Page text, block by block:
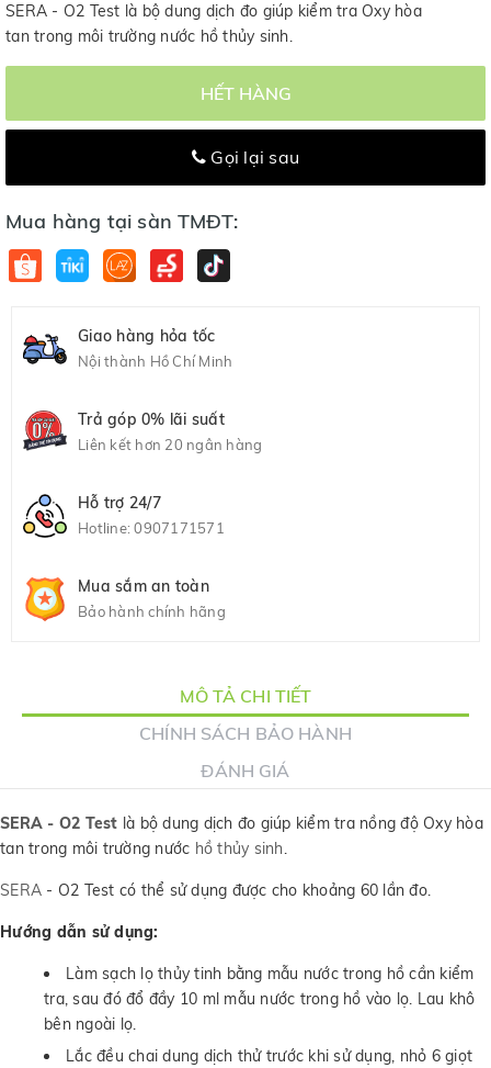
SERA - O2 Test là bộ dung dịch đo giúp kiểm tra Oxy hòa
tan trong môi trường nước hồ thủy sinh.
HẾT HÀNG
Gọi lại sau
Mua hàng tại sàn TMĐT:
Giao hàng hỏa tốc
Nội thành Hồ Chí Minh
Trả góp 0% lãi suất
Liên kết hơn 20 ngân hàng
Hỗ trợ 24/7
Hotline:0907171571
Mua sắm an toàn
Bảo hành chính hãng
MÔ TẢ CHI TIẾT
CHÍNH SÁCH BẢO HÀNH
ĐÁNH GIÁ
SERA - O2 Test là bộ dung dịch đo giúp kiểm tra nồng độ Oxy hòa
tan trong môi trường nước hồ thủy sinh.
SERA - O2 Test có thể sử dụng được cho khoảng 60 lần đo.
Hướng dẫn sử dụng:
Làm sạch lọ thủy tinh bằng mẫu nước trong hồ cần kiểm
tra, sau đó đổ đầy 10 ml mẫu nước trong hồ vào lọ. Lau khô
bên ngoài lọ.
Lắc đều chai dung dịch thử trước khi sử dụng, nhỏ 6 giọt